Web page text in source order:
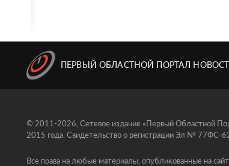
ПЕРВЫЙ ОБЛАСТНОЙ ПОРТАЛ
© 2011-2026, Сетевое издание «Первый Областной
2015 года. Свидетельство о регистрации Эл № 77ФС-
Все права на любые материалы, опубликованные на